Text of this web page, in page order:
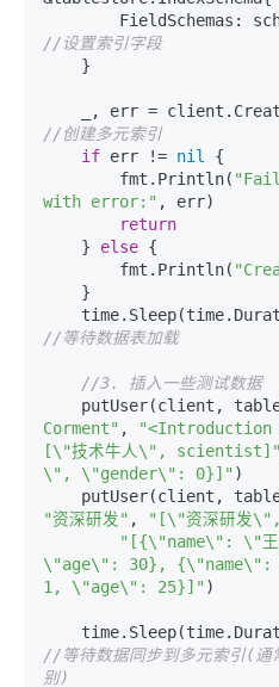
//设置索引字段
//创建多元索引
if err != nil
{
        fmt.Println(
with error:" , err)
return
    }
else {
        fmt.Println(
//等待数据表加载
//3. 插入一些测试数据
putUser(client,
Corment" , "<Introduction
[\"技术牛人\", scientist]"
\", \"gender\": 0}]" )
putUser(client,
"资深研发" , "[\"资深研发
"[{\"name\": \"
\"age\": 30},
1, \"age\": 25}]" )
//等待数据同步到多元索引(通
别)